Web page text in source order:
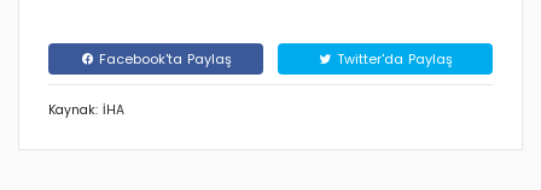
Facebook'ta Paylaş Twitter'da Paylaş
Kaynak: İHA